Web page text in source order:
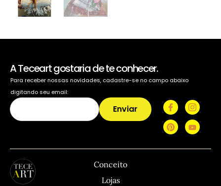
A Teceart gostaria de te conhecer.
Para receber nossas novidades, cadastre-se no campo abaixo
digitando seu email:
Enviar
Conceito
Lojas